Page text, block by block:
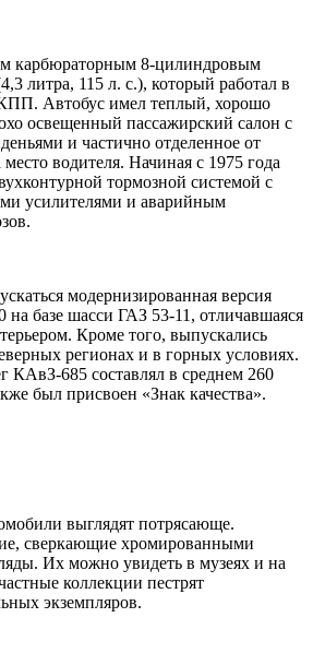
карбюраторным 8-цилиндровым
литра, 115 л. с.), который работал в
Автобус имел теплый, хорошо
освещенный пассажирский салон с
и частично отделенное от
водителя. Начиная с 1975 года
тормозной системой с
усилителями и аварийным
модернизированная версия
базе шасси ГАЗ 53-11, отличавшаяся
Кроме того, выпускались
регионах и в горных условиях.
685 составлял в среднем 260
был присвоен «Знак качества».
выглядят потрясающе.
сверкающие хромированными
Их можно увидеть в музеях и на
коллекции пестрят
экземпляров.